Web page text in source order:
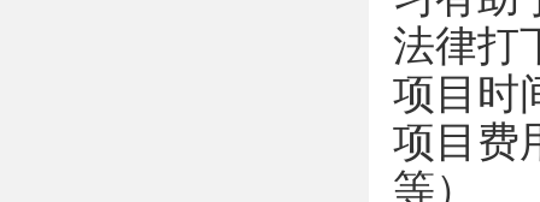
法律打
项目时
项目费
等）